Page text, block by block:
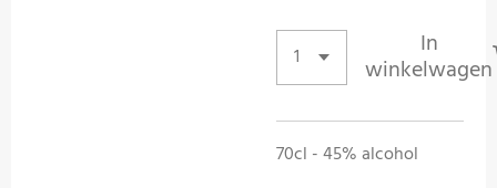
In
winkelwagen
70cl - 45% alcohol